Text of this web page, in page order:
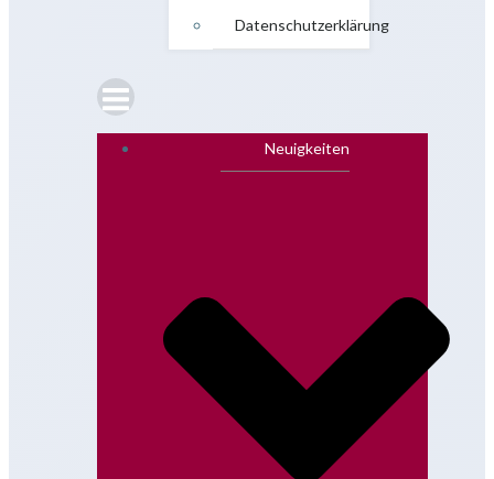
Datenschutzerklärung
Neuigkeiten